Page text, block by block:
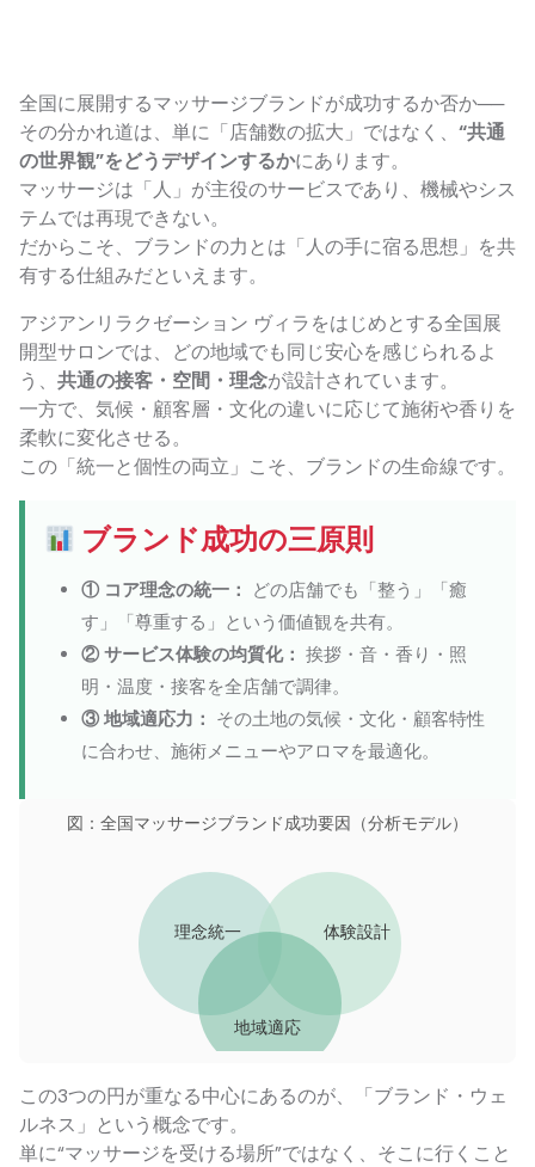
全国に展開するマッサージブランドが成功するか否か──
その分かれ道は、単に「店舗数の拡大」ではなく、 “共通
の世界観”をどうデザインするかにあります。
マッサージは「人」が主役のサービスであり、機械やシス
テムでは再現できない。
だからこそ、ブランドの力とは「人の手に宿る思想」を共
有する仕組みだといえます。
アジアンリラクゼーション ヴィラをはじめとする全国展
開型サロンでは、どの地域でも同じ安心を感じられるよ
う、 共通の接客・空間・理念が設計されています。
一方で、気候・顧客層・文化の違いに応じて施術や香りを
柔軟に変化させる。
この「統一と個性の両立」こそ、ブランドの生命線です。
ブランド成功の三原則
① コア理念の統一： どの店舗でも「整う」「癒
す」「尊重する」という価値観を共有。
② サービス体験の均質化： 挨拶・音・香り・照
明・温度・接客を全店舗で調律。
③ 地域適応力： その土地の気候・文化・顧客特性
に合わせ、施術メニューやアロマを最適化。
図：全国マッサージブランド成功要因（分析モデル）
理念統一 体験設計
地域適応
この3つの円が重なる中心にあるのが、「ブランド・ウェ
ルネス」という概念です。
単に“マッサージを受ける場所”ではなく、そこに行くこと